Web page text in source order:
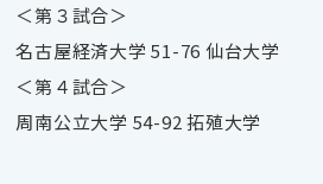
＜第３試合＞
名古屋経済大学 51-76 仙台大学
＜第４試合＞
周南公立大学 54-92 拓殖大学